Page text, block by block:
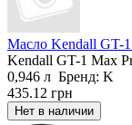
Масло Kendall GT-
Kendall GT-1 Max
0,946 л Бренд: K
435.12 грн